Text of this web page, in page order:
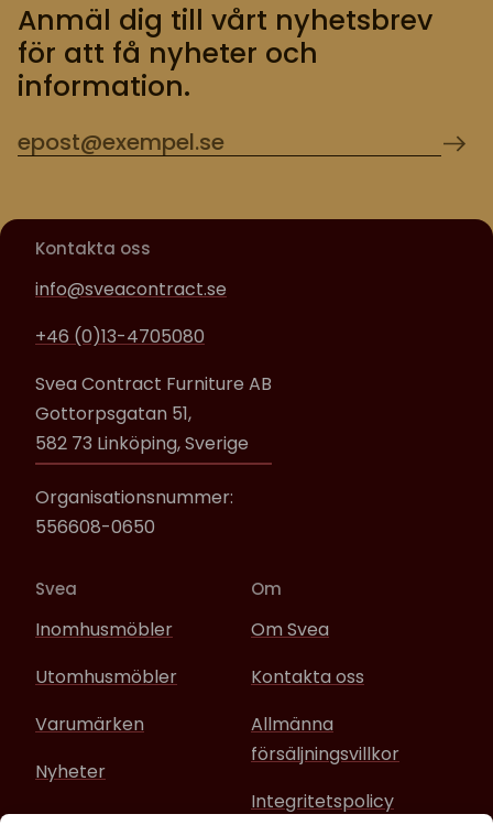
Anmäl dig till vårt nyhetsbrev
för att få nyheter och
information.
Kontakta oss
info@sveacontract.se
+46 (0)13-4705080
Svea Contract Furniture AB
Gottorpsgatan 51,
582 73 Linköping, Sverige
Organisationsnummer:
556608-0650
Svea
Inomhusmöbler
Utomhusmöbler
Varumärken
Nyheter
Om
Om Svea
Kontakta oss
Allmänna
försäljningsvillkor
Integritetspolicy